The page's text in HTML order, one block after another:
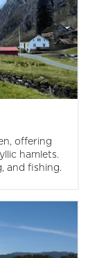
offering
hamlets.
and fishing.